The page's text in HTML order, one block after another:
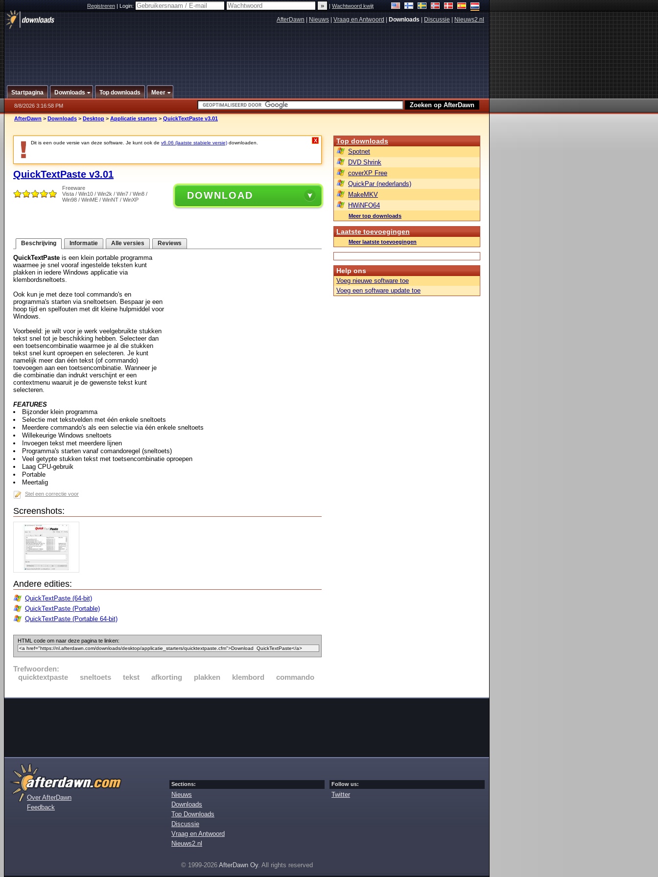
Registreren|Login: |Wachtwoord kwijt
AfterDawn Nieuws Vraag en Antwoord Downloads Discussie Nieuws2.nl
Startpagina Downloads Top downloads Meer
8/8/2026 3:16:58 PM
AfterDawn > Downloads > Desktop > Applicatie starters > QuickTextPaste v3.01
Dit is een oude versie van deze software. Je kunt ook de v6.06 (laatste stabiele versie) downloaden. X
QuickTextPaste v3.01
Freeware
Vista / Win10 / Win2k / Win7 / Win8 /
Win98 / WinME / WinNT / WinXP
DOWNLOAD
Beschrijving Informatie Alle versies Reviews
QuickTextPaste is een klein portable programma
waarmee je snel vooraf ingestelde teksten kunt
plakken in iedere Windows applicatie via
klembordsneltoets.
Ook kun je met deze tool commando's en
programma's starten via sneltoetsen. Bespaar je een
hoop tijd en spelfouten met dit kleine hulpmiddel voor
Windows.
Voorbeeld: je wilt voor je werk veelgebruikte stukken
tekst snel tot je beschikking hebben. Selecteer dan
een toetsencombinatie waarmee je al die stukken
tekst snel kunt oproepen en selecteren. Je kunt
namelijk meer dan één tekst (of commando)
toevoegen aan een toetsencombinatie. Wanneer je
die combinatie dan indrukt verschijnt er een
contextmenu waaruit je de gewenste tekst kunt
selecteren.
FEATURES
Bijzonder klein programma
Selectie met tekstvelden met één enkele sneltoets
Meerdere commando's als een selectie via één enkele sneltoets
Willekeurige Windows sneltoets
Invoegen tekst met meerdere lijnen
Programma's starten vanaf comandoregel (sneltoets)
Veel getypte stukken tekst met toetsencombinatie oproepen
Laag CPU-gebruik
Portable
Meertalig
Stel een correctie voor
Screenshots:
Andere edities:
QuickTextPaste (64-bit)
QuickTextPaste (Portable)
QuickTextPaste (Portable 64-bit)
HTML code om naar deze pagina te linken:
Trefwoorden:
quicktextpaste
sneltoets tekst afkorting plakken klembord commando
Top downloads
Spotnet
DVD Shrink
coverXP Free
QuickPar (nederlands)
MakeMKV
HWiNFO64
Meer top downloads
Laatste toevoegingen
Meer laatste toevoegingen
Help ons
Voeg nieuwe software toe
Voeg een software update toe
Over AfterDawn
Feedback
Sections:
Nieuws
Downloads
Top Downloads
Discussie
Vraag en Antwoord
Nieuws2.nl
Follow us:
Twitter
© 1999-2026 AfterDawn Oy. All rights reserved